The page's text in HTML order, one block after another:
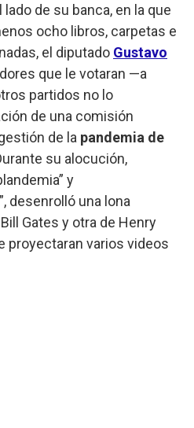
de su banca, en la que
ocho libros, carpetas e
el diputado Gustavo
que le votaran —a
partidos no lo
de una comisión
de la pandemia de
su alocución,
y
desenrolló una lona
Gates y otra de Henry
proyectaran varios videos